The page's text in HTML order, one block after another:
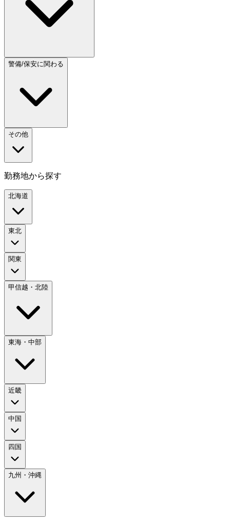
警備/保安に関わる
その他
勤務地から探す
北海道
東北
関東
甲信越・北陸
東海・中部
近畿
中国
四国
九州・沖縄